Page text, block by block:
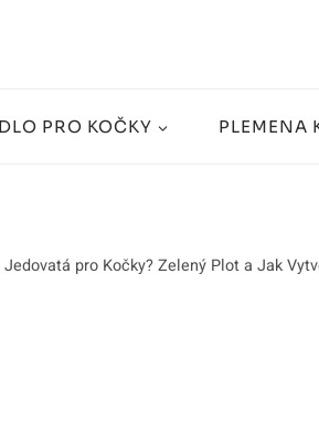
PRO KOČKY PLEMENA
pro Kočky? Zelený Plot a Jak